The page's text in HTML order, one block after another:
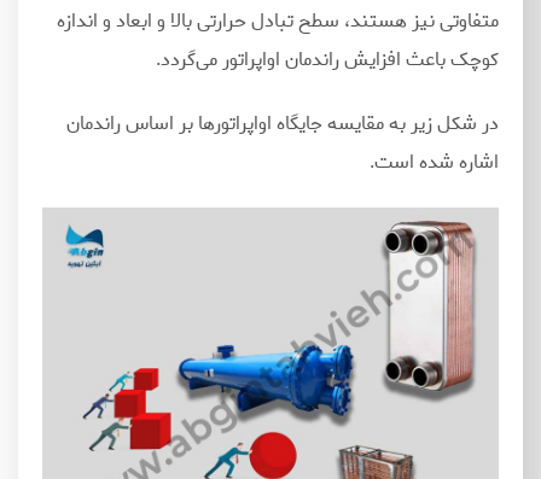
متفاوتی نیز هستند، سطح تبادل حرارتی بالا و ابعاد و اندازه
کوچک باعث افزایش راندمان اواپراتور میگردد.
در شکل زیر به مقایسه جایگاه اواپراتورها بر اساس راندمان
اشاره شده است.